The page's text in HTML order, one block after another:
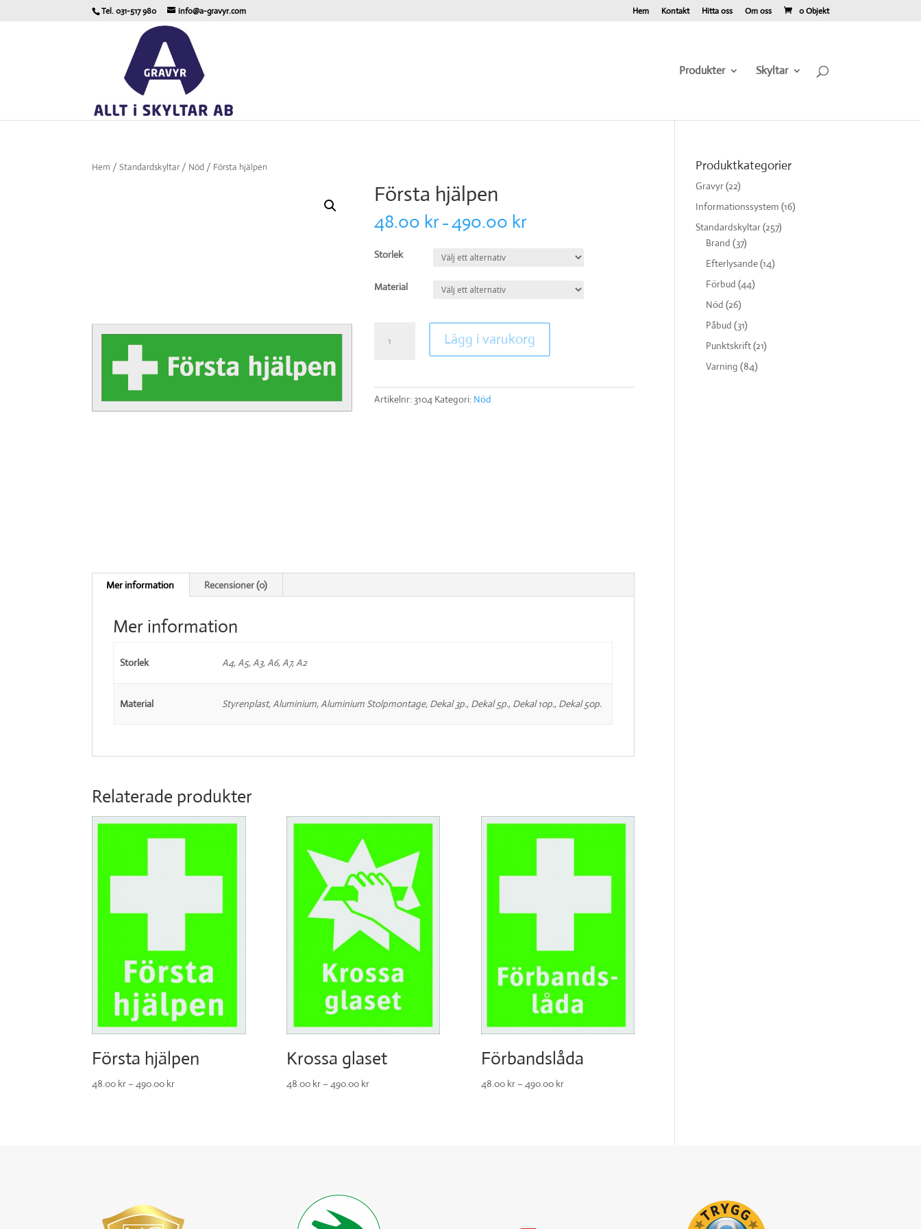
Tel. 031-517 980 info@a-gravyr.com Hem Kontakt Hitta oss Om oss 0 Objekt
Produkter Skyltar
Hem /Standardskyltar / Nöd / Första hjälpen
Första hjälpen
48.00 kr –490.00 kr
Storlek
Material
hjälpen
Lägg i varukorg
Artikelnr: 3104 Kategori: Nöd
Mer information Recensioner (0)
Mer information
Storlek A4, A5, A3, A6, A7, A2
Material Styrenplast, Aluminium, Aluminium Stolpmontage, Dekal 3p., Dekal 5p., Dekal 10p., Dekal 50p.
Relaterade produkter
Första hjälpen
48.00 kr –490.00 kr
Krossa glaset
48.00 kr– 490.00 kr
Förbandslåda
48.00 kr– 490.00 kr
Produktkategorier
Gravyr(22)
Informationssystem (16)
Standardskyltar(257)
Brand (37)
Efterlysande(14)
Förbud (44)
Nöd (26)
Påbud (31)
Punktskrift(21)
Varning (84)